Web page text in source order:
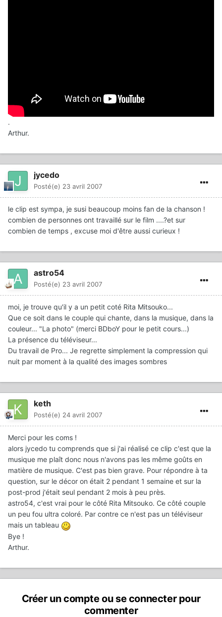
.
Arthur.
jycedo
Posté(e) 23 avril 2007
le clip est sympa, je susi beaucoup moins fan de la chanson !
combien de personnes ont travaillé sur le film ....?et sur
combien de temps , excuse moi d'être aussi curieux !
astro54
Posté(e) 23 avril 2007
moi, je trouve qu'il y a un petit coté Rita Mitsouko...
Que ce soit dans le couple qui chante, dans la musique, dans la
couleur... "La photo" (merci BDboY pour le petit cours...)
La présence du téléviseur...
Du travail de Pro... Je regrette simplement la compression qui
nuit par moment à la qualité des images sombres
keth
Posté(e) 24 avril 2007
Merci pour les coms !
alors jycedo tu comprends que si j'ai réalisé ce clip c'est que la
musique me plaît donc nous n'avons pas les même goûts en
matière de musique. C'est pas bien grave. Pour répondre à ta
question, sur le décor on était 2 pendant 1 semaine et sur la
post-prod j'était seul pendant 2 mois à peu près.
astro54, c'est vrai pour le côté Rita Mitsouko. Ce côté couple
un peu fou ultra coloré. Par contre ce n'est pas un téléviseur
mais un tableau
Bye !
Arthur.
Créer un compte ou se connecter pour
commenter